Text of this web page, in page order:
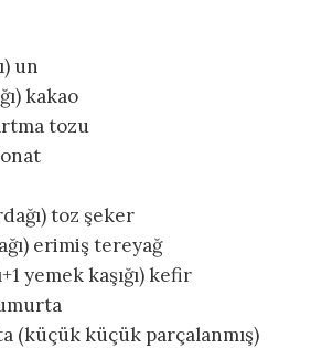
un
kakao
tozu
toz şeker
erimiş tereyağ
yemek kaşığı) kefir
(küçük küçük parçalanmış)